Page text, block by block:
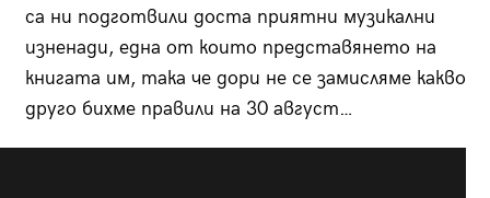
са ни подготвили доста приятни музикални
изненади, една от които представянето на
книгата им, така че дори не се замисляме какво
друго бихме правили на 30 август…